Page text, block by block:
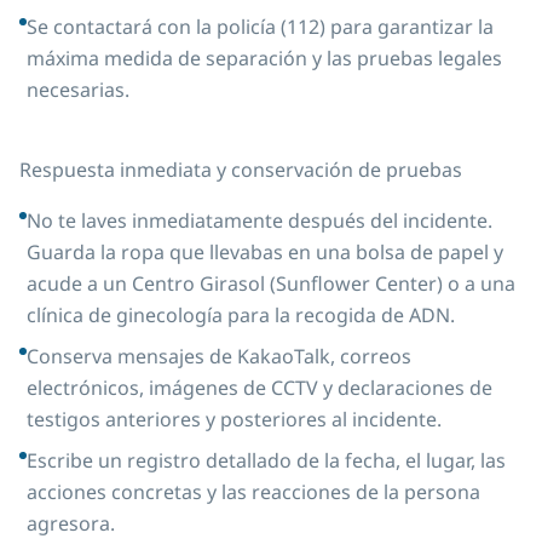
Se contactará con la policía (112) para garantizar la
máxima medida de separación y las pruebas legales
necesarias.
Respuesta inmediata y conservación de pruebas
No te laves inmediatamente después del incidente.
Guarda la ropa que llevabas en una bolsa de papel y
acude a un Centro Girasol (Sunflower Center) o a una
clínica de ginecología para la recogida de ADN.
Conserva mensajes de KakaoTalk, correos
electrónicos, imágenes de CCTV y declaraciones de
testigos anteriores y posteriores al incidente.
Escribe un registro detallado de la fecha, el lugar, las
acciones concretas y las reacciones de la persona
agresora.